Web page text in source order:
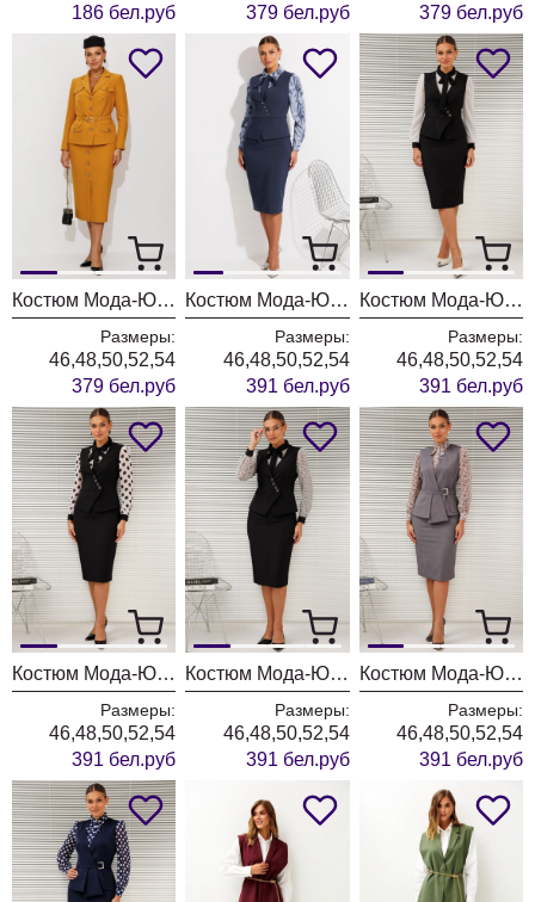
186 бел.руб
379 бел.руб
379 бел.руб
Костюм Мода-Юрс 26-2935 горчица
Размеры:
46,48,50,52,54
379 бел.руб
Костюм Мода-Юрс 26-2766 пыльно-синий
Размеры:
46,48,50,52,54
391 бел.руб
Костюм Мода-Юрс 26-2766 черный + мелкий горох
Размеры:
46,48,50,52,54
391 бел.руб
Костюм Мода-Юрс 26-2766 черный + крупный горох
Размеры:
46,48,50,52,54
391 бел.руб
Костюм Мода-Юрс 26-2766 черный + цветы
Размеры:
46,48,50,52,54
391 бел.руб
Костюм Мода-Юрс 26-2538 серый + цветы
Размеры:
46,48,50,52,54
391 бел.руб